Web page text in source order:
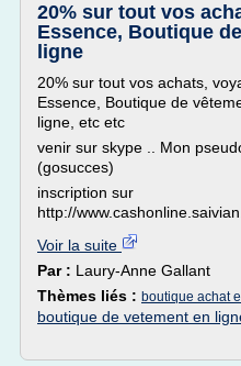
20% sur tout vos
Essence, Boutique
ligne
20% sur tout vos achats,
Essence, Boutique de
ligne, etc etc
venir sur skype .. Mon
(gosucces)
inscription sur
http://
Voir la suite
Par : Laury-Anne Gallant
Thèmes liés : boutique achat
boutique de vetement en